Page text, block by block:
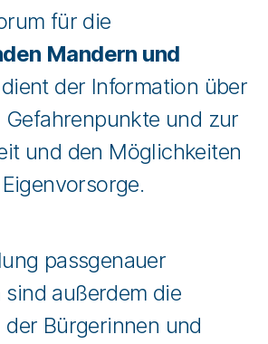
für die
Mandern und
dient der Information über
und zur
und den Möglichkeiten
passgenauer
außerdem die
Bürgerinnen und